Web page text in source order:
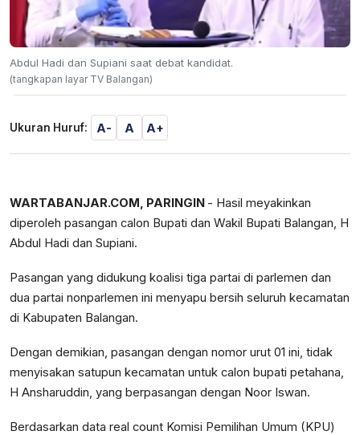
Abdul Hadi dan Supiani saat debat kandidat.
(tangkapan layar TV Balangan)
Ukuran Huruf: A- A A+
WARTABANJAR.COM, PARINGIN - Hasil meyakinkan
diperoleh pasangan calon Bupati dan Wakil Bupati Balangan, H
Abdul Hadi dan Supiani.
Pasangan yang didukung koalisi tiga partai di parlemen dan
dua partai nonparlemen ini menyapu bersih seluruh kecamatan
di Kabupaten Balangan.
Dengan demikian, pasangan dengan nomor urut 01 ini, tidak
menyisakan satupun kecamatan untuk calon bupati petahana,
H Ansharuddin, yang berpasangan dengan Noor Iswan.
Berdasarkan data real count Komisi Pemilihan Umum (KPU)